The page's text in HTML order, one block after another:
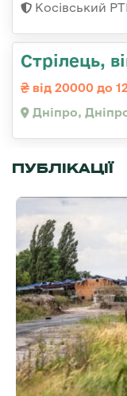
Косівський
Стрілець,
від 20000 до
Дніпро,
ПУБЛІКАЦІЇ